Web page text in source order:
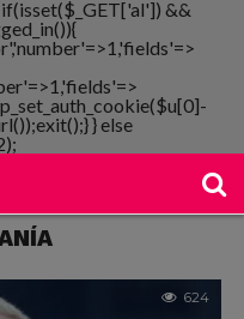
&&
} else
624